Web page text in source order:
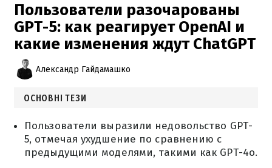
Пользователи разочарованы
GPT-5: как реагирует OpenAI и
какие изменения ждут ChatGPT
Александр Гайдамашко
ОСНОВНІ ТЕЗИ
Пользователи выразили недовольство GPT-
5, отмечая ухудшение по сравнению с
предыдущими моделями, такими как GPT-4o.